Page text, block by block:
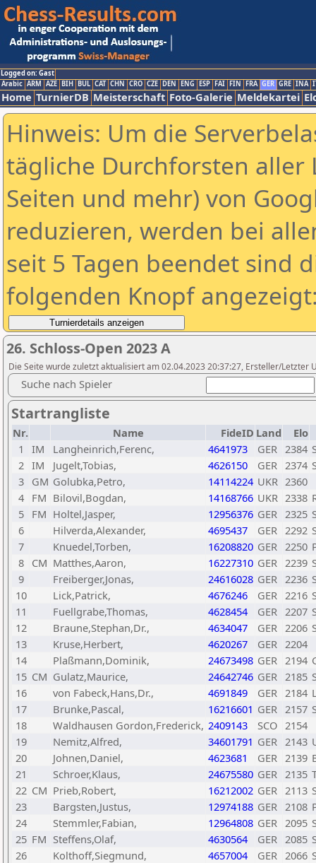
Logged on: Gast
Arabic ARM AZE BIH BUL CAT CHN CRO CZE DEN ENG ESP FAI FIN FRA GER GRE INA
Home TurnierDB Meisterschaft Foto-Galerie Meldekartei
Hinweis: Um die
tägliche Durchforsten aller
Seiten und mehr) von
reduzieren, werden bei
seit 5 Tagen beendet sind
folgenden Knopf
26. Schloss-Open 2023 A
Die Seite wurde zuletzt aktualisiert am 02.04.2023 20:37:27, Ersteller/Letzter
Suche nach Spieler
Startrangliste
Nr. Name FideID Land
Elo
1
IM Langheinrich,Ferenc, 4641973 GER 2384
2 IM Jugelt,Tobias, 4626150 GER 2374
3
GM Golubka,Petro, 14114224 UKR 2360
4
FM Bilovil,Bogdan, 14168766 UKR 2338
5
FM Holtel,Jasper, 12956376 GER 2325
6
Hilverda,Alexander, 4695437 GER 2292
7
Knuedel,Torben, 16208820 GER 2250
8
CM Matthes,Aaron, 16227310 GER 2239
9
Freiberger,Jonas, 24616028 GER 2236
10
Lick,Patrick, 4676246 GER 2216
11
Fuellgrabe,Thomas, 4628454 GER 2207
12
Braune,Stephan,Dr., 4634047 GER 2206
13
Kruse,Herbert, 4620267 GER 2204
14
Plaßmann,Dominik, 24673498 GER 2194
15 CM Gulatz,Maurice, 24642746 GER 2185
16
von Fabeck,Hans,Dr., 4691849 GER 2184
17
Brunke,Pascal, 16216601 GER 2157
18
Waldhausen Gordon,Frederick, 2409143 SCO 2154
19
Nemitz,Alfred, 34601791 GER 2143
20
Johnen,Daniel, 4623681 GER 2139
21
Schroer,Klaus, 24675580 GER 2135
22 CM Prieb,Robert, 16212002 GER 2113
23
Bargsten,Justus, 12974188 GER 2108
24
Stemmler,Fabian, 12964808 GER 2095
25 FM Steffens,Olaf, 4630564 GER 2085
26
Kolthoff,Siegmund, 4657004 GER 2066